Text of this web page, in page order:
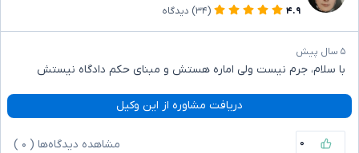
۴.۹
(۳۴) دیدگاه
۵ سال پیش
با سلام، جرم نیست ولی اماره هستش و مبنای حکم دادگاه نیستش
دریافت مشاوره از این وکیل
۰ مشاهده دیدگاه‌ها ( ۰